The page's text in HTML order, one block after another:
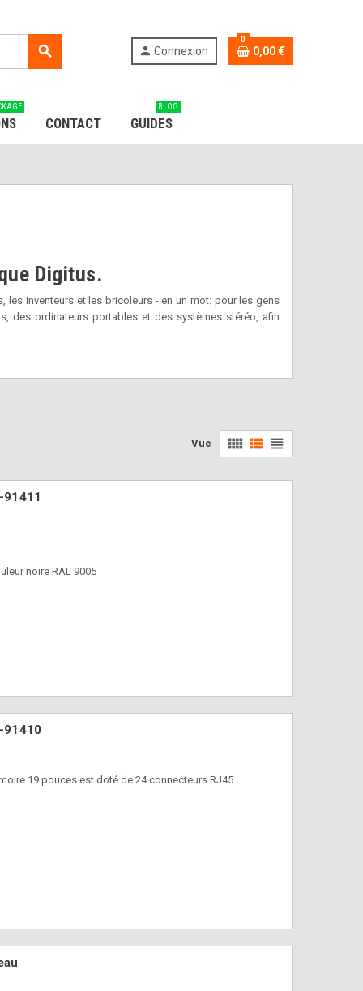
search person Connexion
0
0,00 €
CONTACT GUIDES
BLOG
Digitus.
inventeurs et les bricoleurs - en un mot: pour les gens
des ordinateurs portables et des systèmes stéréo, afin
Vue view_comfy view_list view_headline
noire RAL 9005
91410
19 pouces est doté de 24 connecteurs RJ45